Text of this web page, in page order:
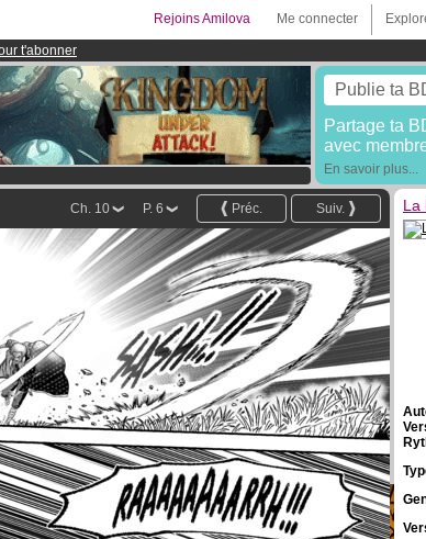
Me connecter
Rejoins Amilova
t'abonner
Publie ta
Partage ta
avec
En savoir plus...
Suiv.
Préc.
P. 6
Ch. 10 La